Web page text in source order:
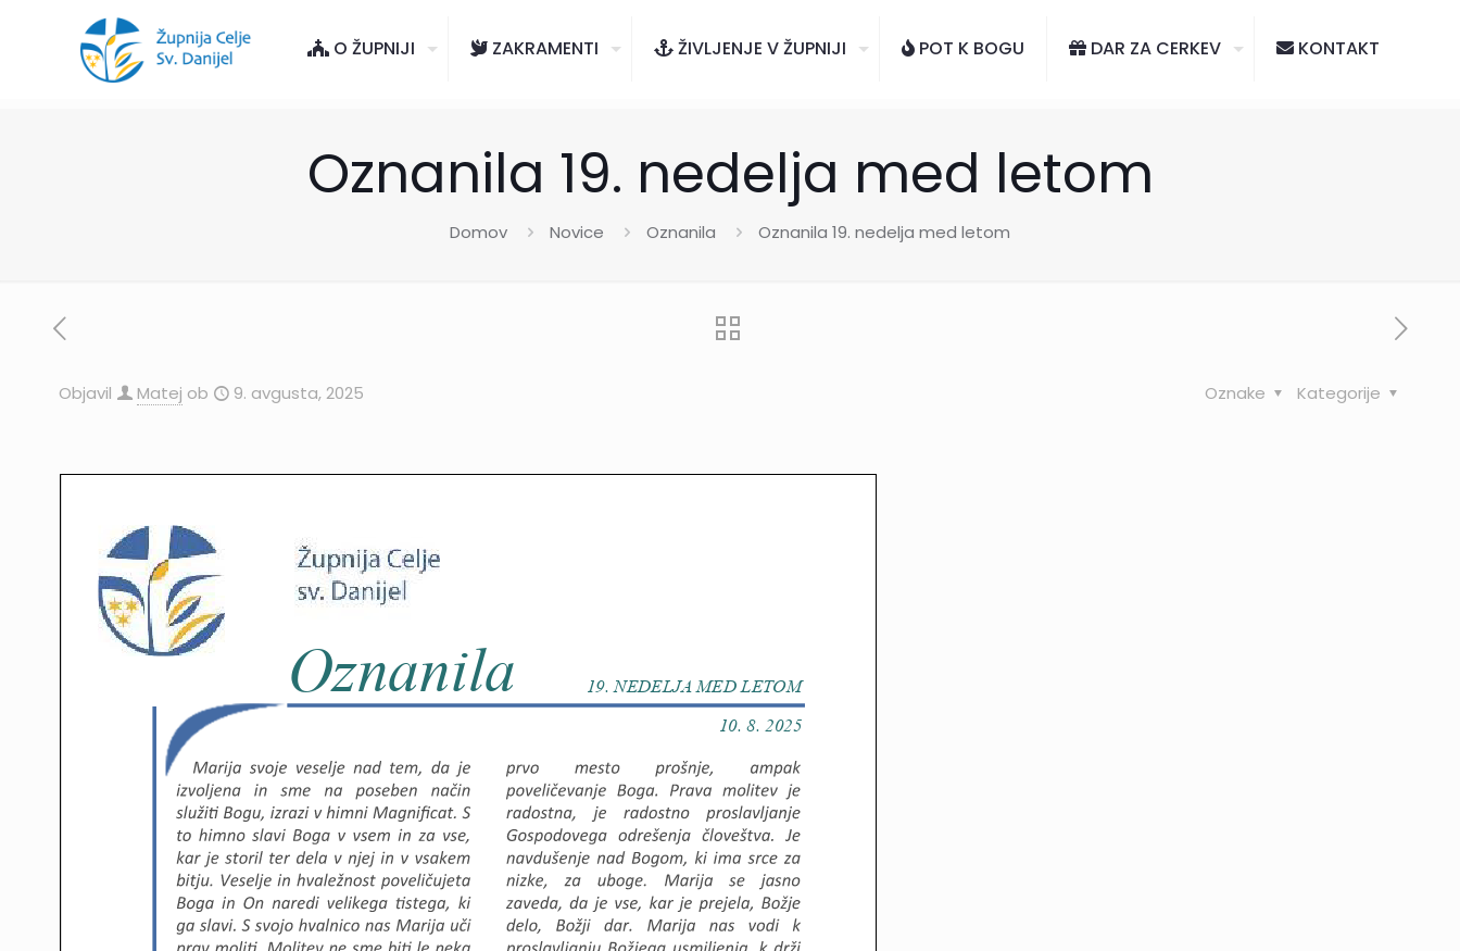
O ŽUPNIJI ZAKRAMENTI ŽIVLJENJE V ŽUPNIJI POT K BOGU DAR ZA CERKEV KONTAKT
Oznanila 19. nedelja med letom
Domov Novice Oznanila Oznanila 19. nedelja med letom
Objavil Matej ob 9. avgusta, 2025 Kategorije
Oznake